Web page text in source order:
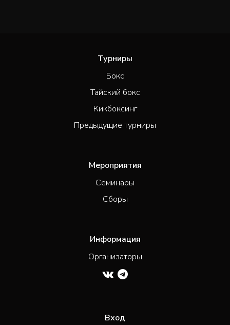
Турниры
Бокс
Тайский бокс
Кикбоксинг
Предыдущие турниры
Мероприятия
Семинары
Сборы
Информация
Организаторы
Вход